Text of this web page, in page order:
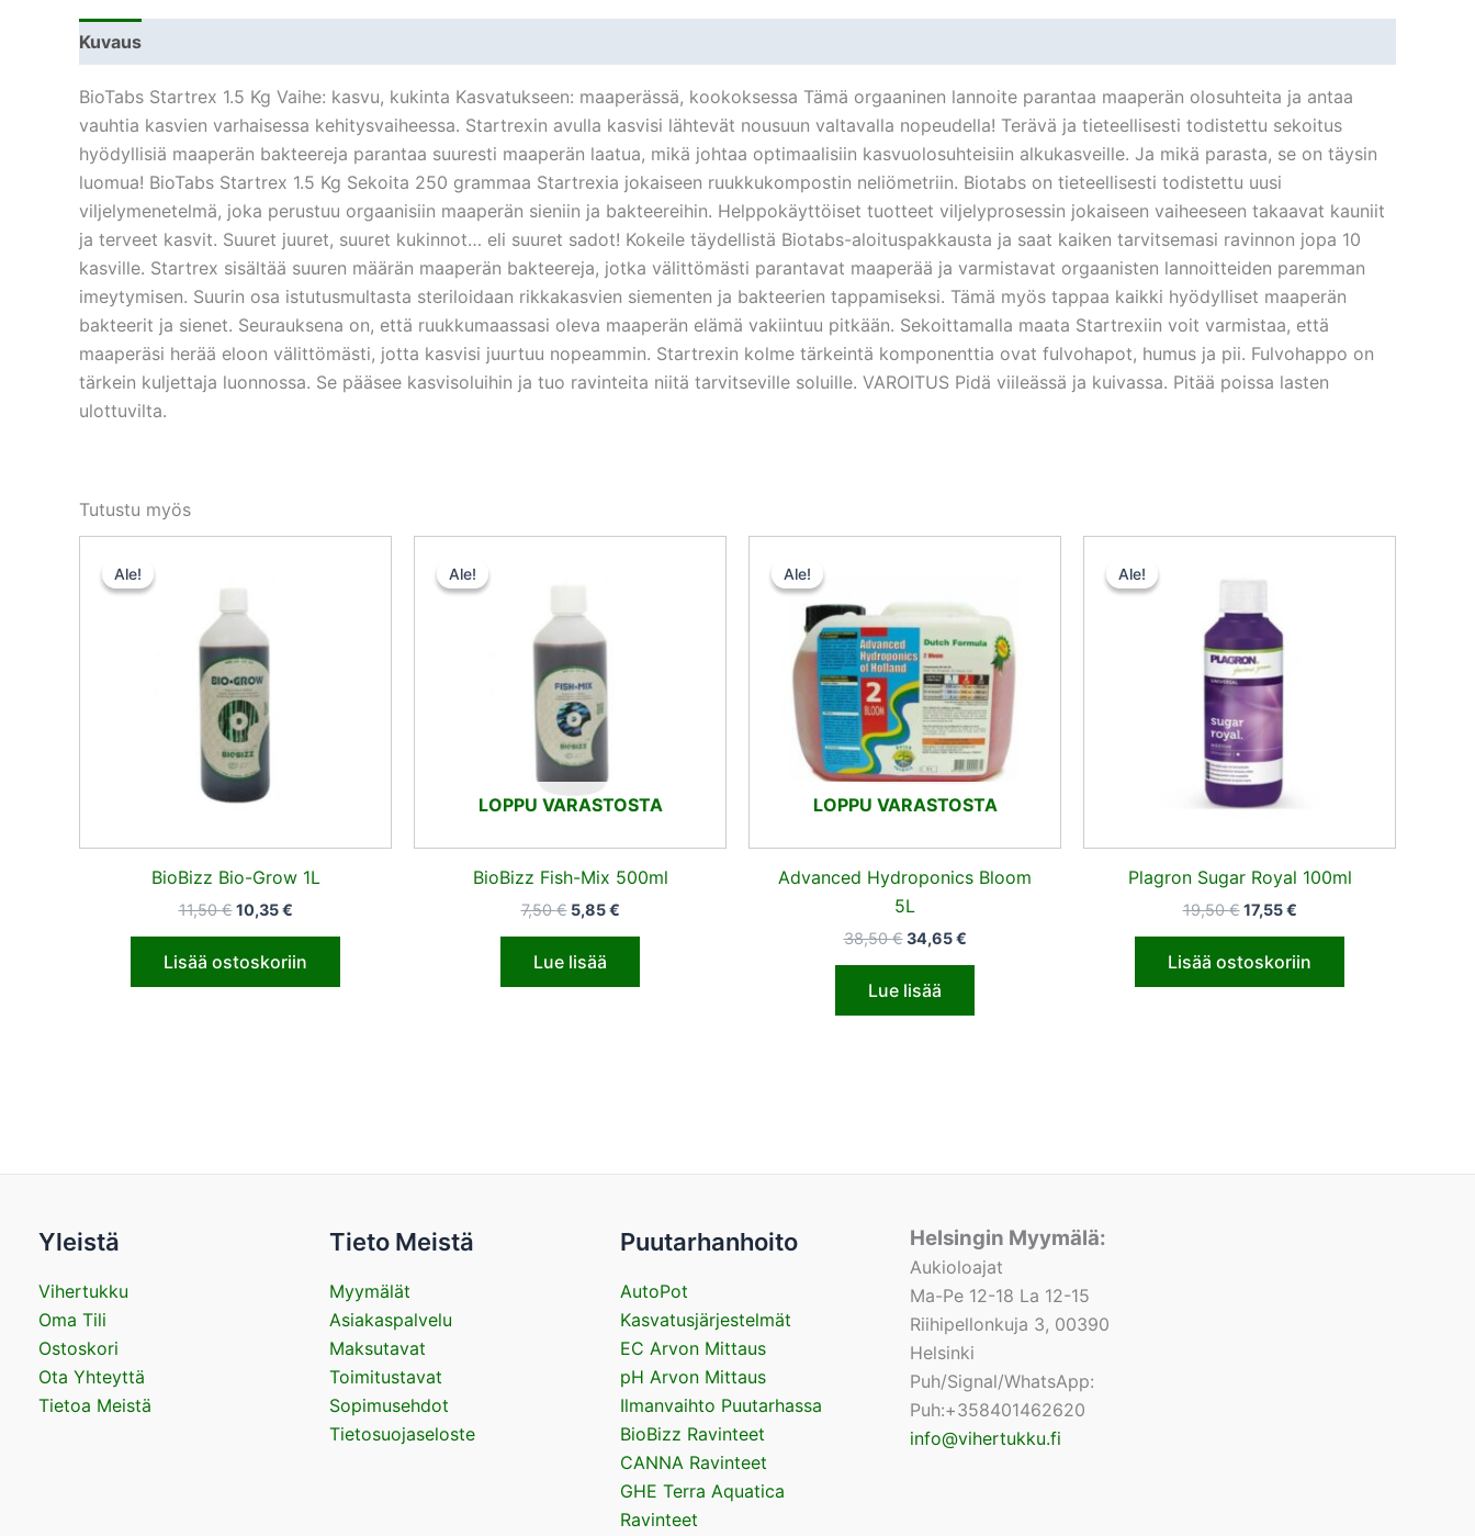
Kuvaus
BioTabs Startrex 1.5 Kg Vaihe: kasvu, kukinta Kasvatukseen: maaperässä, kookoksessa Tämä orgaaninen lannoite parantaa maaperän olosuhteita ja antaa
vauhtia kasvien varhaisessa kehitysvaiheessa. Startrexin avulla kasvisi lähtevät nousuun valtavalla nopeudella! Terävä ja tieteellisesti todistettu sekoitus
hyödyllisiä maaperän bakteereja parantaa suuresti maaperän laatua, mikä johtaa optimaalisiin kasvuolosuhteisiin alkukasveille. Ja mikä parasta, se on täysin
luomua! BioTabs Startrex 1.5 Kg Sekoita 250 grammaa Startrexia jokaiseen ruukkukompostin neliömetriin. Biotabs on tieteellisesti todistettu uusi
viljelymenetelmä, joka perustuu orgaanisiin maaperän sieniin ja bakteereihin. Helppokäyttöiset tuotteet viljelyprosessin jokaiseen vaiheeseen takaavat kauniit
ja terveet kasvit. Suuret juuret, suuret kukinnot… eli suuret sadot! Kokeile täydellistä Biotabs-aloituspakkausta ja saat kaiken tarvitsemasi ravinnon jopa 10
kasville. Startrex sisältää suuren määrän maaperän bakteereja, jotka välittömästi parantavat maaperää ja varmistavat orgaanisten lannoitteiden paremman
imeytymisen. Suurin osa istutusmultasta steriloidaan rikkakasvien siementen ja bakteerien tappamiseksi. Tämä myös tappaa kaikki hyödylliset maaperän
bakteerit ja sienet. Seurauksena on, että ruukkumaassasi oleva maaperän elämä vakiintuu pitkään. Sekoittamalla maata Startrexiin voit varmistaa, että
maaperäsi herää eloon välittömästi, jotta kasvisi juurtuu nopeammin. Startrexin kolme tärkeintä komponenttia ovat fulvohapot, humus ja pii. Fulvohappo on
tärkein kuljettaja luonnossa. Se pääsee kasvisoluihin ja tuo ravinteita niitä tarvitseville soluille. VAROITUS Pidä viileässä ja kuivassa. Pitää poissa lasten
ulottuvilta.
Tutustu myös
Ale!
Ale!
BioBizz Bio-Grow 1L
11,50€ 10,35€
Lisää ostoskoriin
Ale!
LOPPU VARASTOSTA
Ale!
BioBizz Fish-Mix 500ml
7,50€ 5,85€
Lue lisää
Ale!
LOPPU VARASTOSTA
Ale!
Advanced Hydroponics Bloom
5L
38,50€
38,50 €.
34,65€
34,65 €.
Lue lisää
Ale!
Ale!
Plagron Sugar Royal 100ml
19,50€
oli:
17,55€
Lisää ostoskoriin
Yleistä
Vihertukku
Oma Tili
Ostoskori
Ota Yhteyttä
Tietoa Meistä
Tieto Meistä
Myymälät
Asiakaspalvelu
Maksutavat
Toimitustavat
Sopimusehdot
Tietosuojaseloste
Puutarhanhoito
AutoPot
Kasvatusjärjestelmät
EC Arvon Mittaus
pH Arvon Mittaus
Ilmanvaihto Puutarhassa
BioBizz Ravinteet
CANNA Ravinteet
GHE Terra Aquatica
Ravinteet
Helsingin Myymälä:
Aukioloajat
Ma-Pe 12-18 La 12-15
Riihipellonkuja 3, 00390
Helsinki
Puh/Signal/WhatsApp:
Puh:+358401462620
info@vihertukku.fi